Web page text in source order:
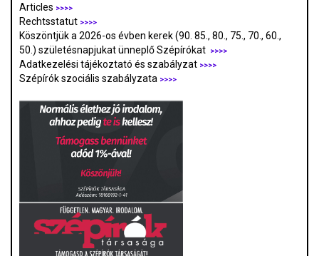
Articles >>>>
Rechtsstatut >>>>
Köszöntjük a 2026-os évben kerek (90. 85., 80., 75., 70., 60.,
50.) születésnapjukat ünneplő Szépírókat
>>>>
Adatkezelési tájékoztató és szabályzat >>>>
Szépírók szociális szabályzata >>>>